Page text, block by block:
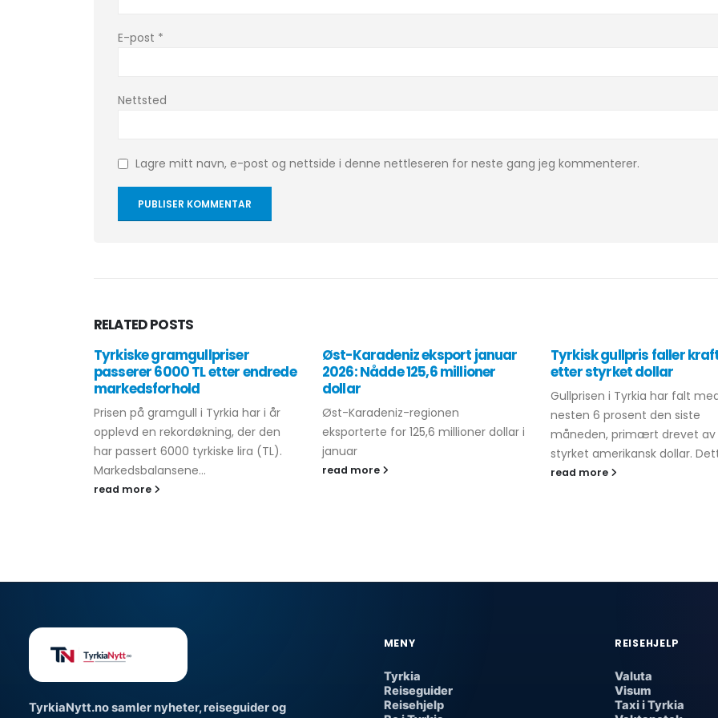
E-post *
Nettsted
Lagre mitt navn, e-post og nettside i denne nettleseren for neste gang jeg kommenterer.
RELATEDPOSTS
Tyrkiske gramgullpriser
passerer 6000 TL etter endrede
markedsforhold
Prisen på gramgull i Tyrkia har i år
opplevd en rekordøkning, der den
har passert 6000 tyrkiske lira (TL).
Markedsbalansene...
read more
Øst-Karadeniz eksport januar
2026: Nådde 125,6 millioner
dollar
Øst-Karadeniz-regionen
eksporterte for 125,6 millioner dollar i
januar
read more
Tyrkisk gullpris faller
etter styrket dollar
Gullprisen i Tyrkia har falt
nesten 6 prosent den siste
måneden, primært drevet av
styrket amerikansk dollar.
read more
TyrkiaNytt.no samler nyheter, reiseguider og
MENY
Tyrkia
Reiseguider
Reisehjelp
REISEHJELP
Valuta
Visum
Taxi i Tyrkia